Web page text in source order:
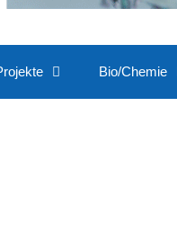
Bio/Chemie